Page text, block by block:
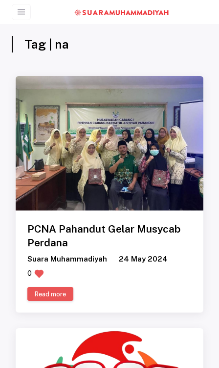
Tag | na
PCNA Pahandut Gelar Musycab
Perdana
Suara Muhammadiyah
24 May 2024
0
Read more